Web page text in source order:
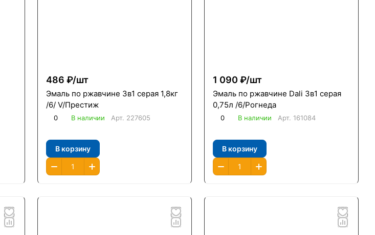
486 ₽/шт
Эмаль по ржавчине 3в1 серая 1,8кг
/6/ V/Престиж
0 В наличии Арт. 227605
В корзину
1 090 ₽/шт
Эмаль по ржавчине Dali 3в1 серая
0,75л /6/Рогнеда
0 В наличии Арт. 161084
В корзину